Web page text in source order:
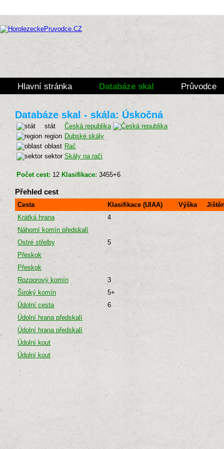
Hlavní stránka Databáze skal Průvodce
Databáze skal - skála: Úskočná
stát
Česká republika
region Dubské skály
oblast Rač
sektor Skály na rači
Počet cest: 12 Klasifikace: 3455+6
Přehled cest
Cesta Klasifikace (UIAA) Výška
Krátká hrana
4
Náhorní komín předskalí
Ostré střelby
5
Přeskok
Přeskok
Rozporový komín
3
Široký komín
5+
Údolní cesta
6
Údolní hrana předskalí
Údolní hrana předskalí
Údolní kout
Údolní kout